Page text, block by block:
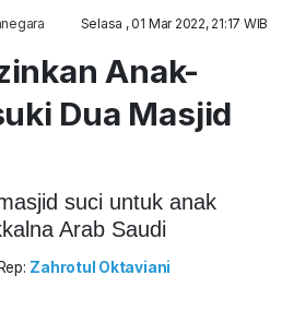
Selasa , 01 Mar 2022, 21:17 WIB
Anak-
Dua Masjid
suci untuk anak
Arab Saudi
Rep: Zahrotul Oktaviani